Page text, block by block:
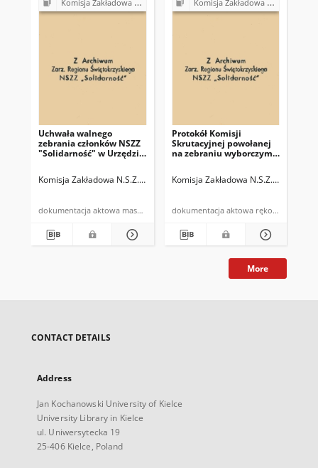
Komisja Zakładowa NSZZ "Solidarność" przy Urzędzie Gminy w Bodzentynie
Uchwała walnego
zebrania członków NSZZ
"Solidarność" w Urzędzie
Komisja Zakładowa N.S.Z.Z. "Solidarność" w Urzędzie Gminy
dokumentacja aktowa maszynopis
Komisja Zakładowa NSZZ "Solidarność" przy Urzędzie Gminy w Bodzentynie
Protokół Komisji
Skrutacyjnej powołanej
na zebraniu wyborczym
Urzędzie Gminy w
Komisja Zakładowa N.S.Z.Z.
dokumentacja aktowa rękopis
More
CONTACT DETAILS
Address
Jan Kochanowski University of Kielce
University Library in Kielce
ul. Uniwersytecka 19
25-406 Kielce, Poland